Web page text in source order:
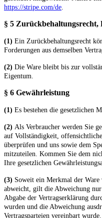
https://stripe.com/de
§ 5 Zurückbehaltungsrecht,
(1) Ein Zurückbehaltungsrecht
Forderungen aus demselben
(2) Die Ware bleibt bis zur
Eigentum.
§ 6 Gewährleistung
(1) Es bestehen die gesetzlichen
(2) Als Verbraucher werden Sie
auf Vollständigkeit,
überprüfen und uns sowie dem
mitzuteilen. Kommen Sie dem
Ihre gesetzlichen
(3) Soweit ein Merkmal der
abweicht, gilt die Abweichung
Abgabe der Vertragserklärung
wurden und die Abweichung
Vertragsparteien vereinbart wurde.